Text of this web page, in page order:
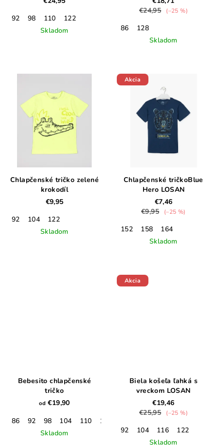
92
98 110
122
Skladom
€24,95
(–25 %)
86
128
Skladom
Chlapčenské tričko zelené
krokodíl
€9,95
92
104
122
Skladom
Akcia
Chlapčenské tričkoBlue
Hero LOSAN
€7,46
€9,95
(–25 %)
152 158
164
Skladom
Bebesito chlapčenské
tričko
od €19,90
86
92 98 104 110 116
Skladom
Akcia
Biela košeľa ľahká s
vreckom LOSAN
€19,46
€25,95
(–25 %)
92 104 116
122
Skladom